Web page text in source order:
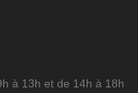
à 13h et de 14h à 18h